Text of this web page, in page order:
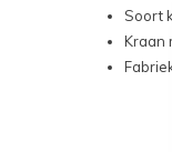
Soort
Kraan